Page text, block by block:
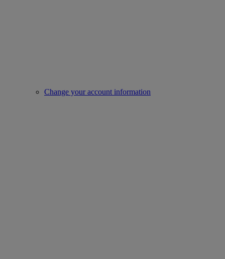
Change your account information